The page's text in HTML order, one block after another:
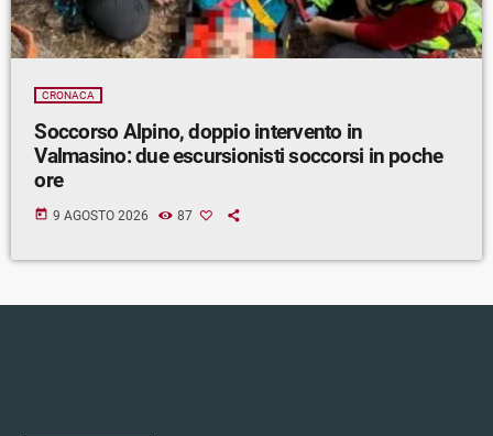
CRONACA
Soccorso Alpino, doppio intervento in
Valmasino: due escursionisti soccorsi in poche
ore
today 9 AGOSTO 2026 87